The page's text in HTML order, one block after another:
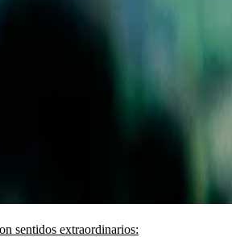
sentidos extraordinarios: